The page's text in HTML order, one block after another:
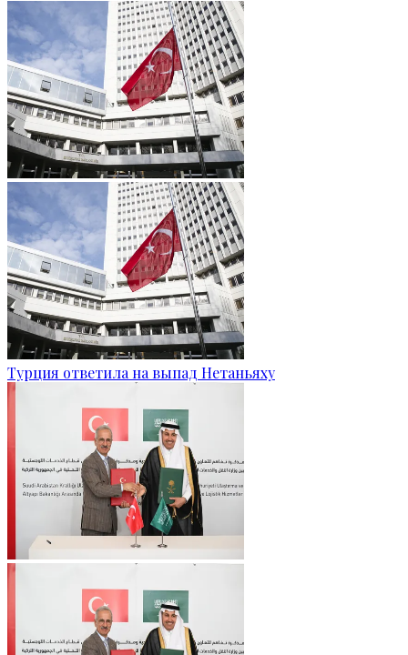
Турция ответила на выпад Нетаньяху